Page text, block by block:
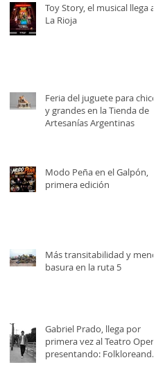
Toy Story, el musical llega a
La Rioja
Feria del juguete para chicos
y grandes en la Tienda de
Artesanías Argentinas
Modo Peña en el Galpón,
primera edición
Más transitabilidad y menos
basura en la ruta 5
Gabriel Prado, llega por
primera vez al Teatro Opera,
presentando: Folkloreando